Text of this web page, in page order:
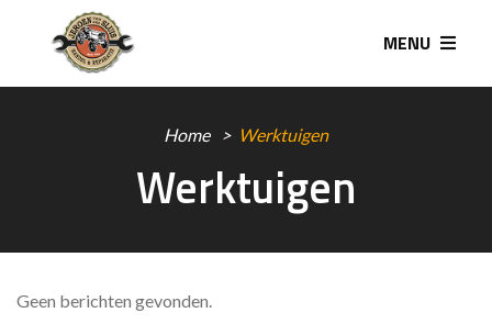
MENU
Home Werktuigen
Werktuigen
Geen berichten gevonden.